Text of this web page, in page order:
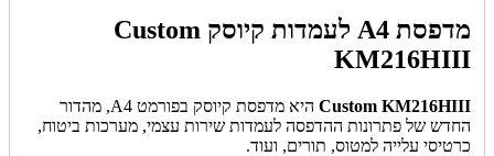
מדפסת A4 לעמדות קיוסק Custom
KM216HIII
Custom KM216HIII
היא מדפסת קיוסק בפורמט A4, מהדור
החדש של פתרונות ההדפסה לעמדות שירות עצמי, מערכות ביטוח,
כרטיסי עלייה למטוס, תורים, ועוד.